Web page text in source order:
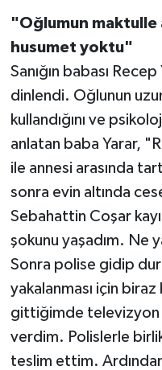
"Oğlumun maktulle
husumet yoktu"
Sanığın babası
dinlendi. Oğlunun
kullandığını ve
anlatan baba Yarar,
ile annesi arasında
sonra evin altında
Sebahattin Coşar
şokunu yaşadım. Ne
Sonra polise gidip
yakalanması için
gittiğimde televizyon
verdim. Polislerle
teslim ettim.